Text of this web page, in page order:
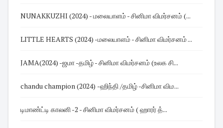
NUNAKKUZHI (2024) - மலையாளம் - சினிமா விமர்சனம் (...
LITTLE HEARTS (2024) -மலையாளம் - சினிமா விமர்சனம் ...
JAMA(2024) -ஜமா -தமிழ் - சினிமா விமர்சனம் (உலக சி...
chandu champion (2024) -ஹிந்தி /தமிழ் -சினிமா விம...
டிமாண்ட்டி காலனி -2 - சினிமா விமர்சனம் ( ஹாரர் த்...